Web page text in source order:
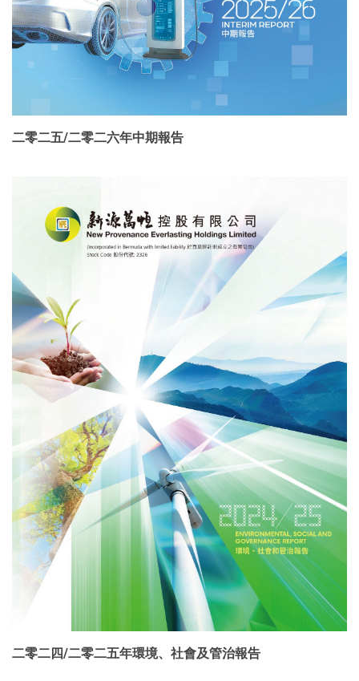
二零二五/二零二六年中期報告
二零二四/二零二五年環境、社會及管治報告